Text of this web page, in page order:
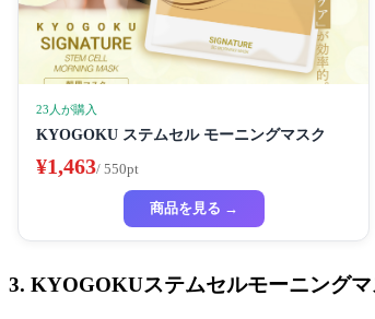
23人が購入
KYOGOKU ステムセル モーニングマスク
¥1,463/ 550pt
商品を見る →
3. KYOGOKUステムセルモーニングマ